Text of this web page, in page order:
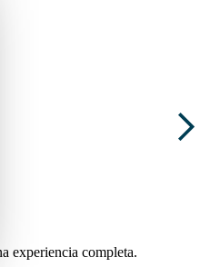
experiencia completa.